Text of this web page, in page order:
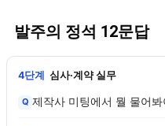
발주의 정석 12문답
1단계 영상 발주 업무가 처음인 분
Q 영상, 꼭 만들어야 하나요?